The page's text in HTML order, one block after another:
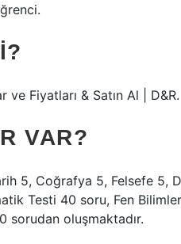
Fiyatları & Satın Al | D&R.
VAR?
5, Coğrafya 5, Felsefe 5,
Testi 40 soru, Fen
sorudan oluşmaktadır.